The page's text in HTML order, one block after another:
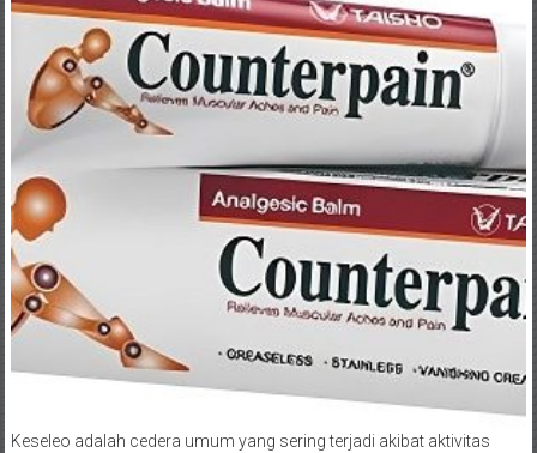
Keseleo adalah cedera umum yang sering terjadi akibat aktivitas